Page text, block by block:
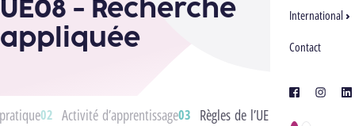
International
Contact
facebook
UE08 - Recherche
appliquée
Activité d’apprentissage Règles de l’UE